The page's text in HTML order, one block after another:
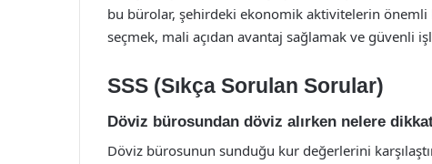
bu bürolar, şehirdeki ekonomik aktivitelerin önemli
seçmek, mali açıdan avantaj sağlamak ve güvenli
SSS (Sıkça Sorulan Sorular)
Döviz bürosundan döviz alırken nelere
Döviz bürosunun sunduğu kur değerlerini